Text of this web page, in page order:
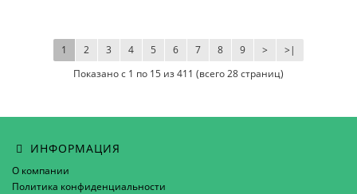
1 2 3 4 5 6 7 8 9 > >|
Показано с 1 по 15 из 411 (всего 28 страниц)
ИНФОРМАЦИЯ
О компании
Политика конфиденциальности